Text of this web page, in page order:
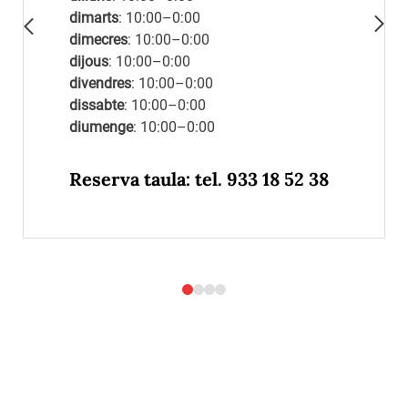
dimarts: 10:00–0:00
dimecres: 10:00–0:00
dijous: 10:00–0:00
divendres: 10:00–0:00
dissabte: 10:00–0:00
diumenge: 10:00–0:00
Reserva taula: tel. 933 18 52 38